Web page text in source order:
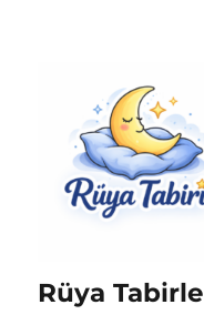
Rüya